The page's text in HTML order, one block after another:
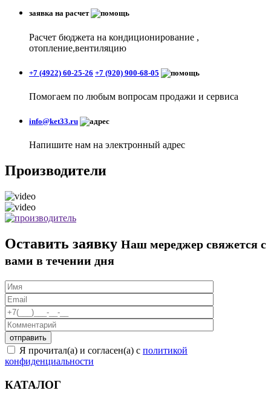
заявка на расчет
Расчет бюджета на кондиционирование ,
отопление,вентиляцию
+7 (4922) 60-25-26 +7 (920) 900-68-05
Помогаем по любым вопросам продажи и сервиса
info@ket33.ru
Напишите нам на электронный адрес
Производители
Оставить заявку Наш мереджер свяжется с
вами в течении дня
Я прочитал(а) и согласен(а) с политикой
конфиденциальности
КАТАЛОГ